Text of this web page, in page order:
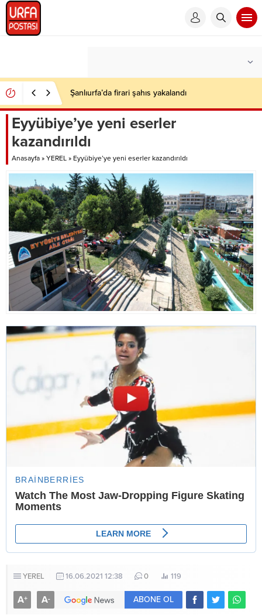
Şanlıurfa’da firari şahıs yakalandı
Eyyübiye’ye yeni eserler
kazandırıldı
Anasayfa » YEREL » Eyyübiye’ye yeni eserler kazandırıldı
YEREL 16.06.2021 12:38 0 119
A+ A- ABONE OL